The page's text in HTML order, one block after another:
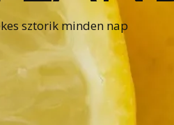
sztorik minden nap